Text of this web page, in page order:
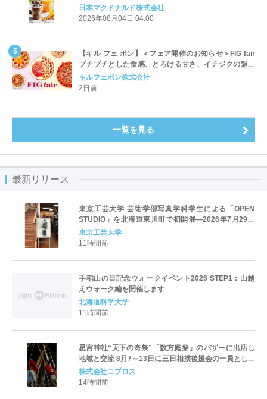
ッペ」「マンゴースムージー」8月5日（水）から販売
開始
日本マクドナルド株式会社
2026年08月04日 04:00
【キル フェ ボン】＜フェア開催のお知らせ＞FIG fair
プチプチとした食感、とろける甘さ、イチジクの魅力
をたっぷりと。新作を含め、イチジク尽くしの全4種が
登場8月20日（木）スタート
キルフェボン株式会社
2日前
一覧を見る
最新リリース
東京工芸大学 芸術学部写真学科学生による「OPEN
STUDIO」を北海道東川町で初開催―2026年7月29日
（水）から8月23日（日）―
東京工芸大学
11時間前
手稲山の日記念ウォークイベント2026 STEP1：山越
えウォーク編を開催します
北海道科学大学
11時間前
忌宮神社“天下の奇祭”「数方庭祭」のバザーに出店し
地域と交流 8月7～13日に三日相撲後援会の一員として
参加
株式会社コプロス
14時間前